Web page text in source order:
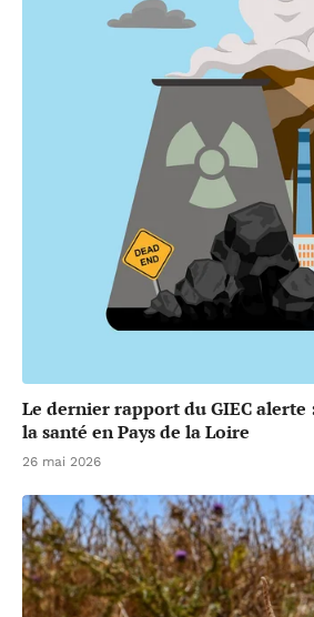
Le dernier rapport du GIEC alerte
la santé en Pays de la Loire
26 mai 2026